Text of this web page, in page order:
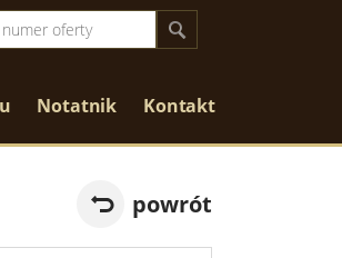
Notatnik Kontakt
powrót